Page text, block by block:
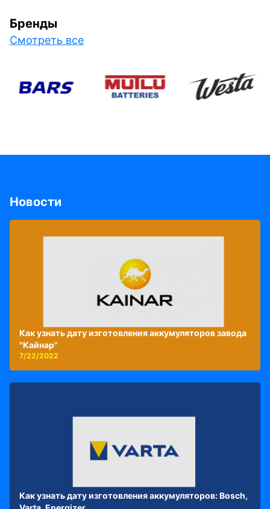
Бренды
Смотреть все
Новости
Как узнать дату изготовления аккумуляторов завода
"Кайнар"
7/22/2022
Как узнать дату изготовления аккумуляторов: Bosch,